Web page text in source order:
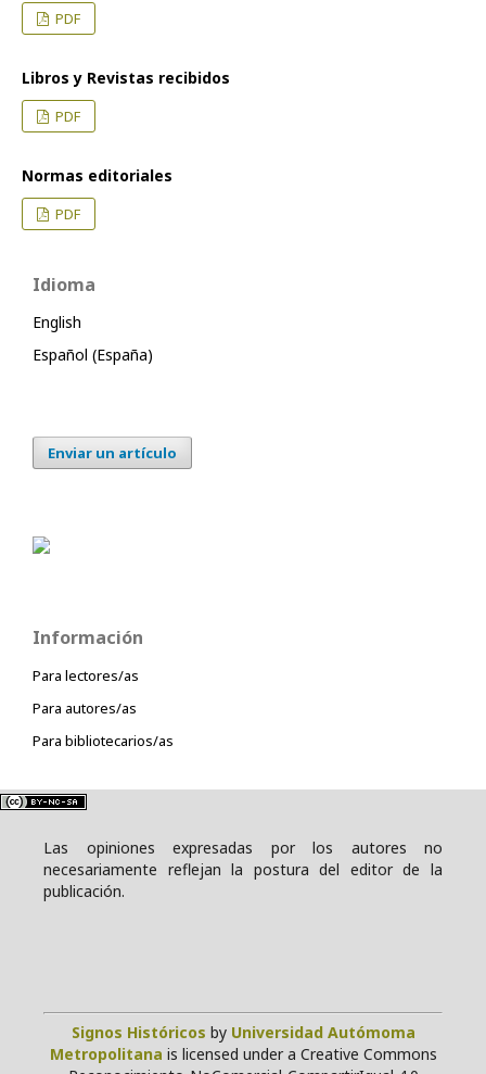
PDF
Libros y Revistas recibidos
PDF
Normas editoriales
PDF
Idioma
English
Español (España)
Enviar un artículo
Información
Para lectores/as
Para autores/as
Para bibliotecarios/as
Las opiniones expresadas por los autores no
necesariamente reflejan la postura del editor de la
publicación.
Signos Históricos by Universidad Autómoma
Metropolitana is licensed under a Creative Commons